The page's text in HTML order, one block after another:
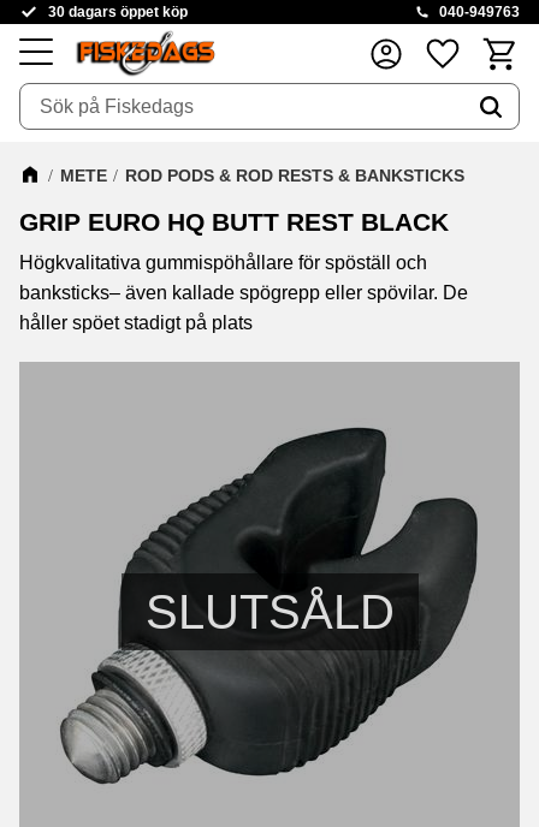
Meny
30 dagars öppet köp 040-949763
Favoriter
METE ROD PODS & ROD RESTS & BANKSTICKS
GRIP EURO HQ BUTT REST BLACK
​Högkvalitativa gummispöhållare för spöställ och
banksticks– även kallade spögrepp eller spövilar. De
håller spöet stadigt på plats
SLUTSÅLD